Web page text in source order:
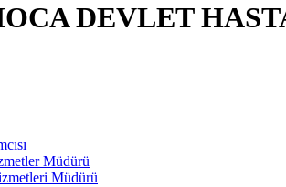
DEVLET
Müdürü
Müdürü